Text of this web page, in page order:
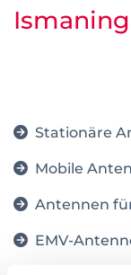
Ismaning
Stationäre
Mobile
Antennen
EMV-